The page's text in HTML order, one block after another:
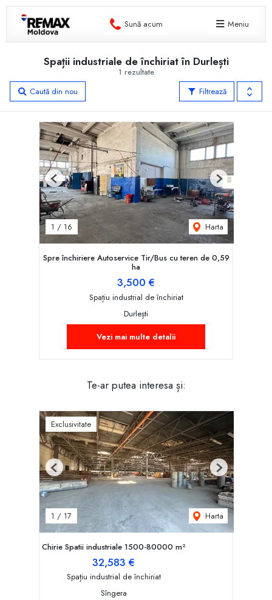
Sună acum Meniu
1 rezultate
Spații industriale de închiriat în Durlești
Filtrează
Caută din nou
1 / 16 Harta
Previous Next
Spre închiriere Autoservice Tir/Bus cu teren de 0,59
ha
3,500 €
Spațiu industrial de închiriat
Durlești
Vezi mai multe detalii
Te-ar putea interesa și:
Exclusivitate
1 / 17 Harta
Previous Next
Chirie Spatii industriale 1500-80000 m²
32,583 €
Spațiu industrial de închiriat
Sîngera